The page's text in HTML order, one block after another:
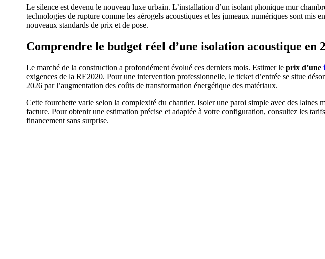
Le silence est devenu le nouveau luxe urbain. L’installation d’un isolant phonique mur
technologies de rupture comme les aérogels acoustiques et les jumeaux numériques sont
nouveaux standards de prix et de pose.
Comprendre le budget réel d’une isolation acoustique en
Le marché de la construction a profondément évolué ces derniers mois. Estimer le prix d’une
exigences de la RE2020. Pour une intervention professionnelle, le ticket d’entrée se situe
2026 par l’augmentation des coûts de transformation énergétique des matériaux.
Cette fourchette varie selon la complexité du chantier. Isoler une paroi simple avec des laines
facture. Pour obtenir une estimation précise et adaptée à votre configuration, consultez les
financement sans surprise.